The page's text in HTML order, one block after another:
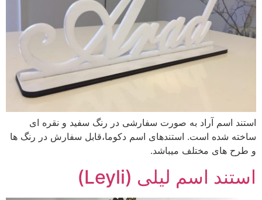
استند اسم آراد به صورت سفارشی در رنگ سفید و نقره ای
ساخته شده است. استندهای اسم دکوما،قابل سفارش در رنگ ها
و طرح های مختلف میباشد.
استند اسم لیلی (Leyli)